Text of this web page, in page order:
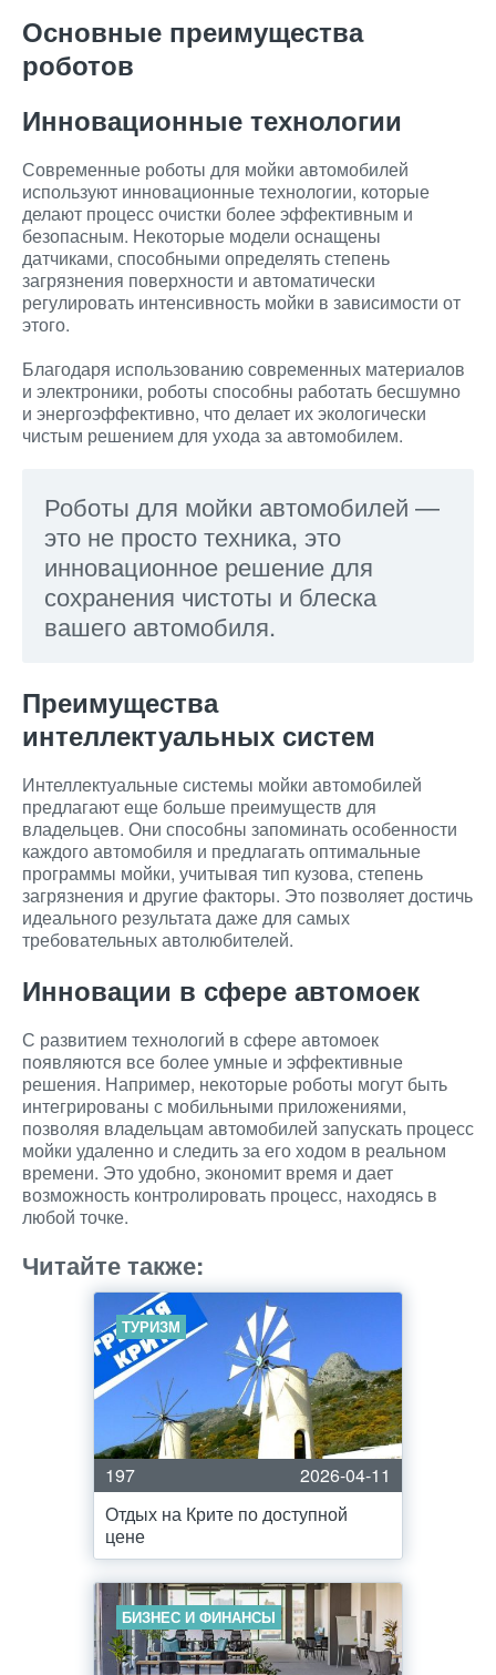
Основные преимущества
роботов
Инновационные технологии
Современные роботы для мойки автомобилей
используют инновационные технологии, которые
делают процесс очистки более эффективным и
безопасным. Некоторые модели оснащены
датчиками, способными определять степень
загрязнения поверхности и автоматически
регулировать интенсивность мойки в зависимости от
этого.
Благодаря использованию современных материалов
и электроники, роботы способны работать бесшумно
и энергоэффективно, что делает их экологически
чистым решением для ухода за автомобилем.
Роботы для мойки автомобилей —
это не просто техника, это
инновационное решение для
сохранения чистоты и блеска
вашего автомобиля.
Преимущества
интеллектуальных систем
Интеллектуальные системы мойки автомобилей
предлагают еще больше преимуществ для
владельцев. Они способны запоминать особенности
каждого автомобиля и предлагать оптимальные
программы мойки, учитывая тип кузова, степень
загрязнения и другие факторы. Это позволяет достичь
идеального результата даже для самых
требовательных автолюбителей.
Инновации в сфере автомоек
С развитием технологий в сфере автомоек
появляются все более умные и эффективные
решения. Например, некоторые роботы могут быть
интегрированы с мобильными приложениями,
позволяя владельцам автомобилей запускать процесс
мойки удаленно и следить за его ходом в реальном
времени. Это удобно, экономит время и дает
возможность контролировать процесс, находясь в
любой точке.
Читайте также:
ТУРИЗМ
197
2026-04-11
Отдых на Крите по доступной
цене
БИЗНЕС И ФИНАНСЫ